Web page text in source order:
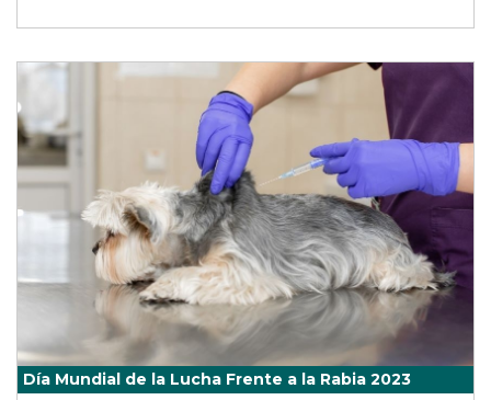
Día Mundial de la Lucha Frente a la Rabia 2023